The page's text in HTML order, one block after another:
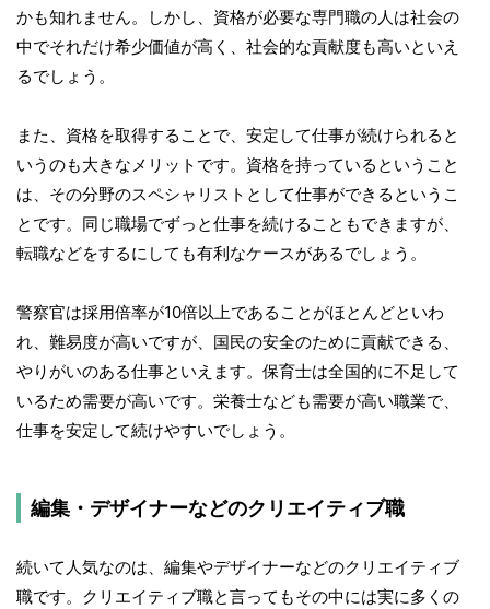
かも知れません。しかし、資格が必要な専門職の人は社会の
中でそれだけ希少価値が高く、社会的な貢献度も高いといえ
るでしょう。
また、資格を取得することで、安定して仕事が続けられると
いうのも大きなメリットです。資格を持っているということ
は、その分野のスペシャリストとして仕事ができるというこ
とです。同じ職場でずっと仕事を続けることもできますが、
転職などをするにしても有利なケースがあるでしょう。
警察官は採用倍率が10倍以上であることがほとんどといわ
れ、難易度が高いですが、国民の安全のために貢献できる、
やりがいのある仕事といえます。保育士は全国的に不足して
いるため需要が高いです。栄養士なども需要が高い職業で、
仕事を安定して続けやすいでしょう。
編集・デザイナーなどのクリエイティブ職
続いて人気なのは、編集やデザイナーなどのクリエイティブ
職です。クリエイティブ職と言ってもその中には実に多くの